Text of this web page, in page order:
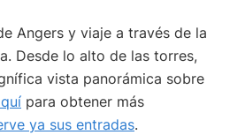
Angers y viaje a través de la
Desde lo alto de las torres,
vista panorámica sobre
para obtener más
ya sus entradas.